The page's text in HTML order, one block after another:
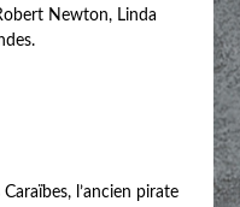
Newton, Linda
l’ancien pirate